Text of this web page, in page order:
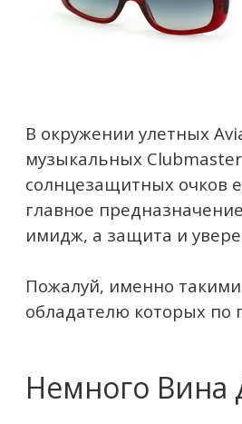
В окружении улетных
музыкальных
солнцезащитных очков
главное
имидж, а защита и
Пожалуй, именно
обладателю которых по
Немного Вина